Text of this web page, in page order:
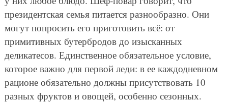
президентская семья питается разнообразно. Они
могут попросить его приготовить всё: от
примитивных бутербродов до изысканных
деликатесов. Единственное обязательное условие,
которое важно для первой леди: в ее каждодневном
рационе обязательно должны присутствовать 10
разных фруктов и овощей, особенно сезонных.